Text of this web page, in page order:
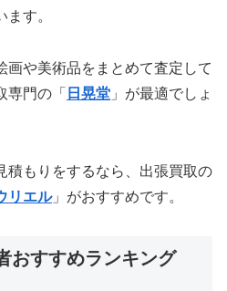
す。
画や美術品をまとめて査定して
専門の「 日晃堂 」が最適でしょ
積もりをするなら、出張買取の
リエル」がおすすめです。
おすすめランキング